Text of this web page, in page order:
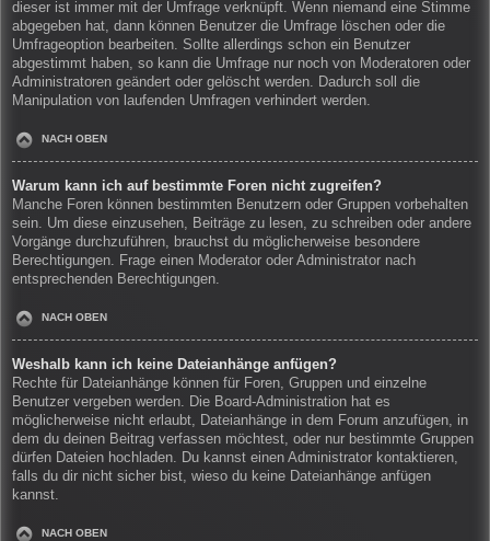
dieser ist immer mit der Umfrage verknüpft. Wenn niemand eine Stimme
abgegeben hat, dann können Benutzer die Umfrage löschen oder die
Umfrageoption bearbeiten. Sollte allerdings schon ein Benutzer
abgestimmt haben, so kann die Umfrage nur noch von Moderatoren oder
Administratoren geändert oder gelöscht werden. Dadurch soll die
Manipulation von laufenden Umfragen verhindert werden.
NACH OBEN
Warum kann ich auf bestimmte Foren nicht zugreifen?
Manche Foren können bestimmten Benutzern oder Gruppen vorbehalten
sein. Um diese einzusehen, Beiträge zu lesen, zu schreiben oder andere
Vorgänge durchzuführen, brauchst du möglicherweise besondere
Berechtigungen. Frage einen Moderator oder Administrator nach
entsprechenden Berechtigungen.
NACH OBEN
Weshalb kann ich keine Dateianhänge anfügen?
Rechte für Dateianhänge können für Foren, Gruppen und einzelne
Benutzer vergeben werden. Die Board-Administration hat es
möglicherweise nicht erlaubt, Dateianhänge in dem Forum anzufügen, in
dem du deinen Beitrag verfassen möchtest, oder nur bestimmte Gruppen
dürfen Dateien hochladen. Du kannst einen Administrator kontaktieren,
falls du dir nicht sicher bist, wieso du keine Dateianhänge anfügen
kannst.
NACH OBEN